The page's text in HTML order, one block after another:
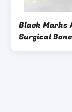
Black Marks
Surgical
Charger